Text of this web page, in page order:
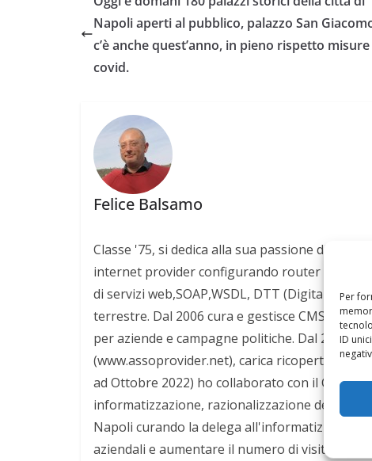
Per
ID
Napoli aperti al pubblico, palazzo San
c’è anche quest’anno, in pieno rispetto misure
covid.
Felice Balsamo
Classe '75, si dedica alla sua passione di
internet provider configurando router CISCO e
di servizi web,SOAP,WSDL, DTT (Digitale
terrestre. Dal 2006 cura e gestisce CMS
per aziende e campagne politiche. Dal 2008
(www.assoprovider.net), carica ricoperta per 2
ad Ottobre 2022) ho collaborato con il
informatizzazione, razionalizzazione delle
Napoli curando la delega
aziendali e aumentare il numero di visitatori